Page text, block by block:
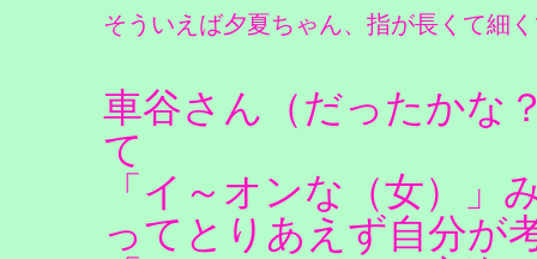
そういえば夕夏ちゃん、指が長くて細
車谷さん（だったかな
て
「イ～オンな（女）」
ってとりあえず自分が